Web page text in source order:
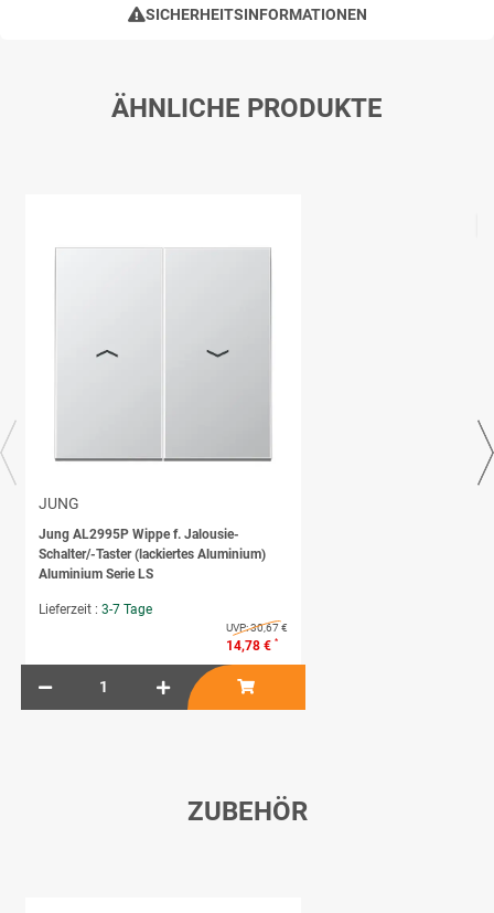
SICHERHEITSINFORMATIONEN
ÄHNLICHE PRODUKTE
JUNG
Jung AL2995P Wippe f. Jalousie-
Schalter/-Taster (lackiertes Aluminium)
Aluminium Serie LS
Lieferzeit : 3-7 Tage
UVP:30,67 €
14,78 € *
ZUBEHÖR